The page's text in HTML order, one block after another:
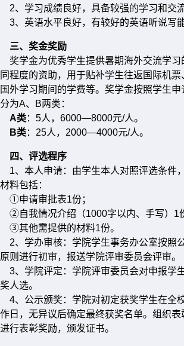
2、学习成绩良好，具备较强的学习和交流
3、英语水平良好，有较好的英语听说写能
三、奖金奖励
奖学金为优秀学生提供暑期海外交流学习
同程度的资助，用于贴补学生往返国际机
国外学习期间的学费等。奖学金按照学生
分为A、B两类：
A类：5人，6000—8000元/人。
B类：25人，2000—4000元/人。
四、评选程序
1、本人申请：由学生本人对照评选条件
材料包括：
①申请审批表1份；
②自我情况介绍（1000字以内、手写）1
③其他需提供的材料1份。
2、学办审核：学院学生事务办公室按照
原则进行初审，报送学院评审委员会评审。
3、学院评定：学院评审委员会对申报学
奖人选。
4、公示颁奖：学院对初定获奖学生在全
作日，无异议后确定最终获奖名单。组织
进行表彰奖励，颁发证书。